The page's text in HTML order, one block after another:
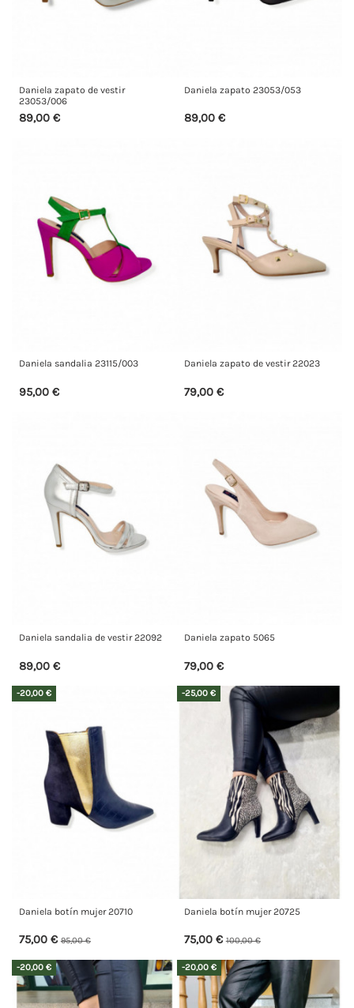
Daniela zapato de vestir
23053/006
89,00 €
Daniela zapato 23053/053
89,00 €
Daniela sandalia 23115/003
95,00 €
Daniela zapato de vestir 22023
79,00 €
Daniela sandalia de vestir 22092
89,00 €
Daniela zapato 5065
79,00 €
-20,00 €
Daniela botín mujer 20710
75,00 €95,00 €
-25,00 €
Daniela botín mujer 20725
75,00 €100,00 €
-20,00 € -20,00 €